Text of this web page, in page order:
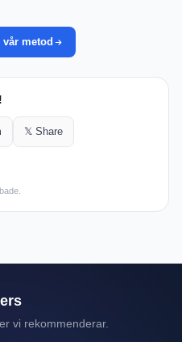
vår metod
𝕏 Share
vi rekommenderar.